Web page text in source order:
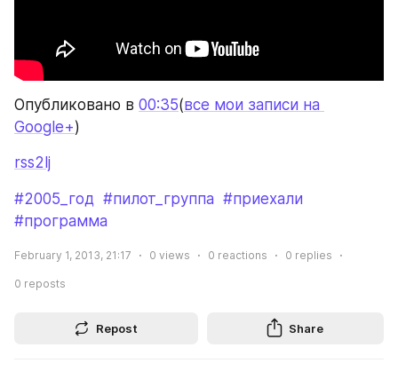
Опубликовано в 00:35(все мои записи на
Google+)
rss2lj
#2005_год #пилот_группа #приехали
#программа
February 1, 2013, 21:17 0 views 0 reactions 0 replies
0 reposts
Repost Share